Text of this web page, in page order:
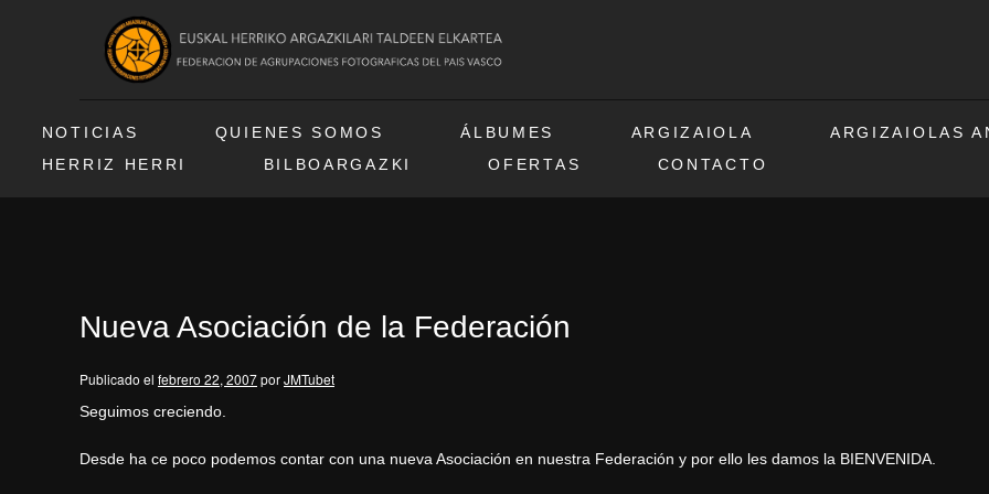
NOTICIAS QUIENES SOMOS ÁLBUMES ARGIZAIOLA ARGIZAIOLAS
HERRIZ HERRI
BILBOARGAZKI OFERTAS CONTACTO
Nueva Asociación de la Federación
Publicado el febrero 22, 2007porJMTubet
Seguimos creciendo.
Desde ha ce poco podemos contar con una nueva Asociación en nuestra Federación y por ello les damos la BIENVENIDA.